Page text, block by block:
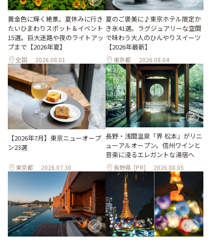
黄金色に輝く絶景。夏休みに行き
たいひまわりスポット＆イベント
15選。巨大迷路や夜のライトアッ
プまで【2026年夏】
全国 2026.08.01
夏のご褒美に♪東京ホテル限定か
き氷41選。ラグジュアリーな空間
で味わう大人のひんやりスイーツ
【2026年最新】
東京都 2026.08.04
【2026年7月】東京ニューオープ
ン23選
東京都 2026.07.30
長野・浅間温泉「界 松本」がリニ
ューアルオープン。信州ワインと
音楽に浸るエレガントな湯宿へ
長野県 [PR] 2026.08.05